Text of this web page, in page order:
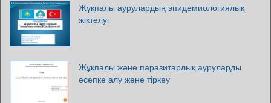
Жұқпалы аурулардың эпидемиологиялық
жіктелуі
Жұқпалы және паразитарлық ауруларды
есепке алу және тіркеу